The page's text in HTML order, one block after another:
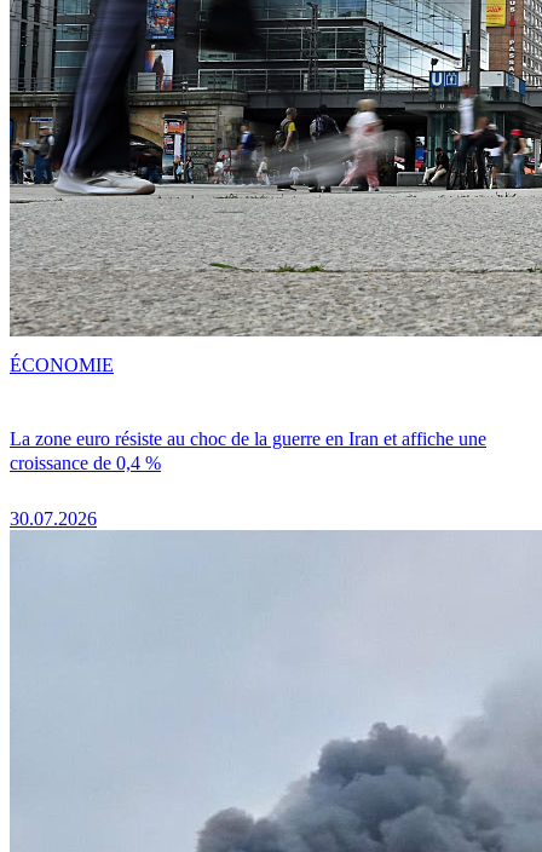
La zone euro résiste au choc de la guerre en Iran et affiche une
croissance de 0,4 %
30.07.2026
ÉCONOMIE